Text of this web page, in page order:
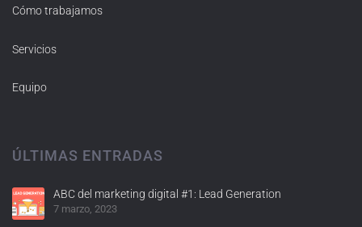
Cómo trabajamos
Servicios
Equipo
ÚLTIMAS ENTRADAS
ABC del marketing digital #1: Lead Generation
7 marzo, 2023